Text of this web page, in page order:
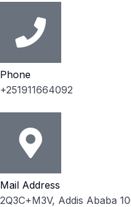
Phone
+251911664092
Mail Address
2Q3C+M3V, Addis Ababa